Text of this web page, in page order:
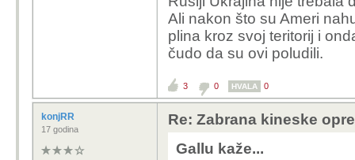
Ali nakon što su Ameri
plina kroz svoj teritorij i
čudo da su ovi poludili.
3 0 HVALA 0
konjRR
17 godina
Re: Zabrana kineske
Gallu kaže...